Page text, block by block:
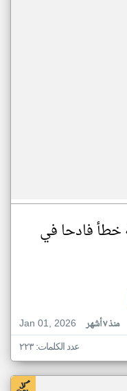
خطأ فادحا في
Jan 01, 2026
منذ ٧ أشهر
عدد الكلمات: ٢٢٣